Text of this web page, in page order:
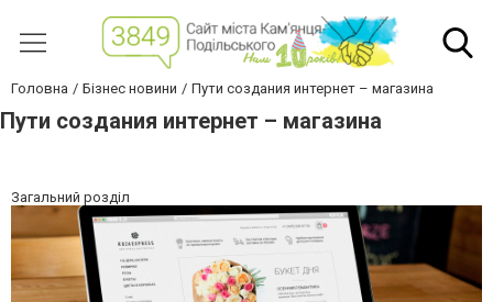
Головна Бізнес новини Пути создания интернет – магазина
Пути создания интернет – магазина
Загальний розділ